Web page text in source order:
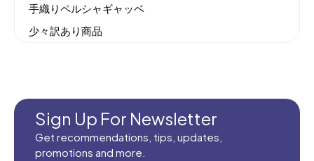
手織りペルシャギャッベ
少々訳あり商品
新商品入荷
Sign Up For Newsletter
Get recommendations, tips, updates,
promotions and more.